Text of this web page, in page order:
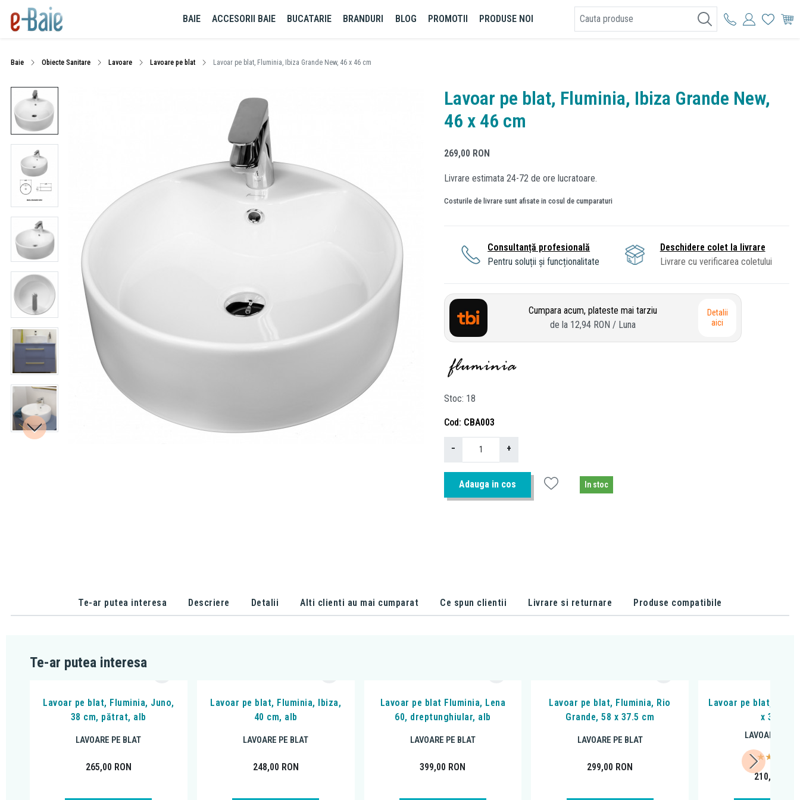
BAIE ACCESORII BAIE BUCATARIE BRANDURI BLOG PROMOTII PRODUSE NOI
Baie Obiecte Sanitare Lavoare Lavoare pe blat Lavoar pe blat, Fluminia, Ibiza Grande New, 46 x 46 cm
Lavoar pe blat, Fluminia, Ibiza Grande New,
46 x 46 cm
269,00 RON
Livrare estimata 24-72 de ore lucratoare.
Costurile de livrare sunt afisate in cosul de cumparaturi
Consultanță profesională
Pentru soluții și funcționalitate
Deschidere colet la livrare
Livrare cu verificarea coletului
Cumpara acum, plateste mai tarziu
de la 12,94 RON / Luna
Detalii
aici
Stoc 18
Cod CBA003
− +
Adauga in cos In stoc
Te-ar putea interesa Descriere Detalii Alti clienti au mai cumparat Ce spun clientii Livrare si returnare Produse compatibile
Te-ar putea interesa
Lavoar pe blat, Fluminia, Juno,
38 cm, pătrat, alb
LAVOARE PE BLAT
265,00 RON
Lavoar pe blat, Fluminia, Ibiza,
40 cm, alb
LAVOARE PE BLAT
248,00 RON
Lavoar pe blat Fluminia, Lena
60, dreptunghiular, alb
LAVOARE PE BLAT
399,00 RON
Lavoar pe blat, Fluminia, Rio
Grande, 58 x 37.5 cm
LAVOARE PE BLAT
299,00 RON
Lavoar pe blat,
x 33 cm
LAVOARE PE
210,00